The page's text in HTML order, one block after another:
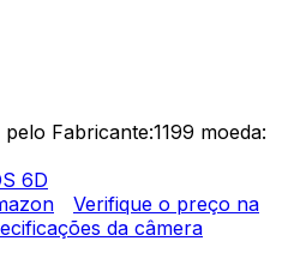
Fabricante:1199 moeda:
6D
Verifique o preço na
da câmera